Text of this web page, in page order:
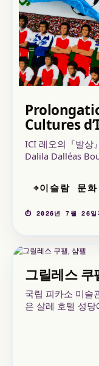
Cultures
ICI 레오의『발상
Dalila Dalléas
⌖이슬람 문
⏱ 2026년 7월 26일
그릴레스 쿠
국립 피카소 미술
은 살레 호텔 성